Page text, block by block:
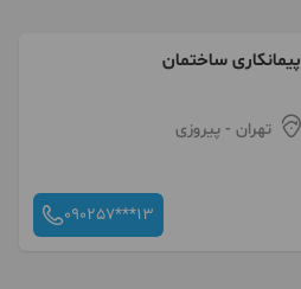
پیمانکاری ساختمان
تهران - پیروزی
090257***13